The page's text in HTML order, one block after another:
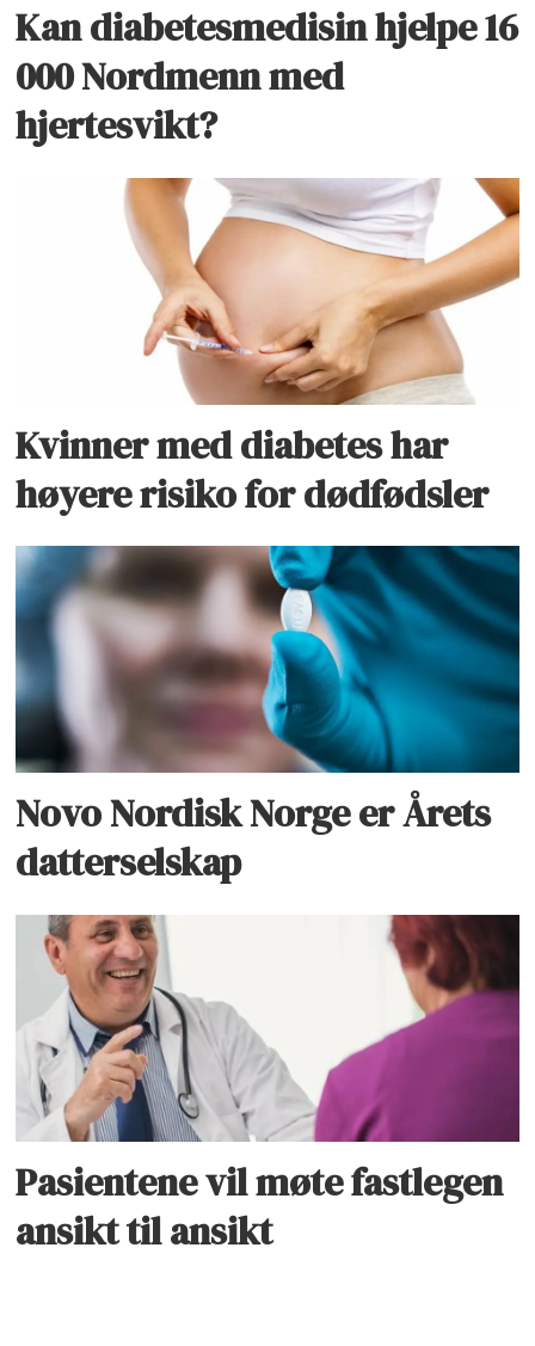
Kan diabetesmedisin hjelpe 16
000 Nordmenn med
hjertesvikt?
Kvinner med diabetes har
høyere risiko for dødfødsler
Novo Nordisk Norge er Årets
datterselskap
Pasientene vil møte fastlegen
ansikt til ansikt